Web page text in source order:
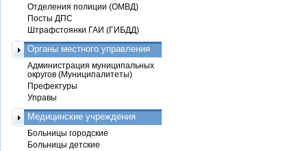
Отделения полиции (ОМВД)
Посты ДПС
Штрафстоянки ГАИ (ГИБДД)
Органы местного управления
Администрация муниципальных
округов (Муниципалитеты)
Префектуры
Управы
Медицинские учреждения
Больницы городские
Больницы детские